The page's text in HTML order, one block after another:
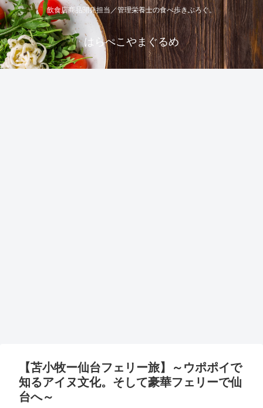
飲食店商品開発担当／管理栄養士の食べ歩きぶろぐ。
はらぺこやまぐるめ
【苫小牧ー仙台フェリー旅】～ウポポイで
知るアイヌ文化。そして豪華フェリーで仙
台へ～